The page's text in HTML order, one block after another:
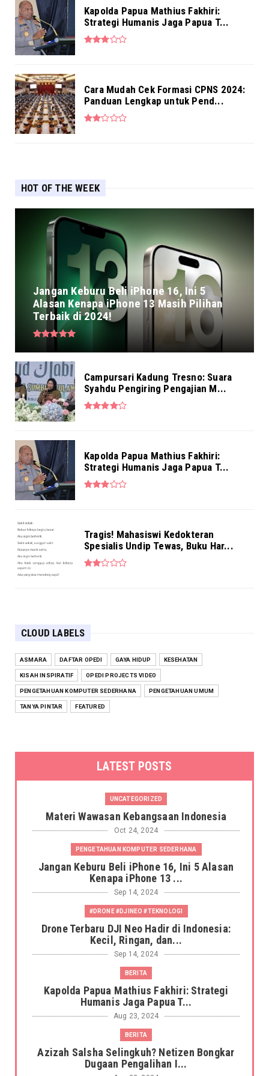
Kapolda Papua Mathius Fakhiri:
Strategi Humanis Jaga Papua T...
Cara Mudah Cek Formasi CPNS 2024:
Panduan Lengkap untuk Pend...
HOT OF THE WEEK
Jangan Keburu Beli iPhone 16, Ini 5
Alasan Kenapa iPhone 13 Masih Pilihan
Terbaik di 2024!
Campursari Kadung Tresno: Suara
Syahdu Pengiring Pengajian M...
Kapolda Papua Mathius Fakhiri:
Strategi Humanis Jaga Papua T...
Tragis! Mahasiswi Kedokteran
Spesialis Undip Tewas, Buku Har...
CLOUD LABELS
ASMARA DAFTAR OPEDI GAYA HIDUP KESEHATAN
KISAH INSPIRATIF OPEDI PROJECTS VIDEO
PENGETAHUAN KOMPUTER SEDERHANA PENGETAHUAN UMUM
TANYA PINTAR FEATURED
LATEST POSTS
UNCATEGORIZED
Materi Wawasan Kebangsaan Indonesia
Oct 24, 2024
PENGETAHUAN KOMPUTER SEDERHANA
Jangan Keburu Beli iPhone 16, Ini 5 Alasan
Kenapa iPhone 13 ...
Sep 14, 2024
#DRONE #DJINEO #TEKNOLOGI
Drone Terbaru DJI Neo Hadir di Indonesia:
Kecil, Ringan, dan...
Sep 14, 2024
BERITA
Kapolda Papua Mathius Fakhiri: Strategi
Humanis Jaga Papua T...
Aug 23, 2024
BERITA
Azizah Salsha Selingkuh? Netizen Bongkar
Dugaan Pengalihan I...